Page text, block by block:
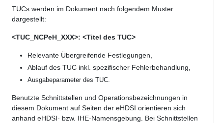
TUCs werden im Dokument nach folgendem Muster
dargestellt:
<TUC_NCPeH_XXX>: <Titel des TUC>
Relevante Übergreifende Festlegungen,
Ablauf des TUC inkl. spezifischer Fehlerbehandlung,
Ausgabeparameter des TUC.
Benutzte Schnittstellen und Operationsbezeichnungen in
diesem Dokument auf Seiten der eHDSI orientieren sich
anhand eHDSI- bzw. IHE-Namensgebung. Bei Schnittstellen